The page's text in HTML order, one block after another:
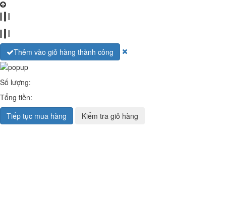
Thêm vào giỏ hàng thành công
Số lượng:
Tổng tiền:
Tiếp tục mua hàng
Kiểm tra giỏ hàng